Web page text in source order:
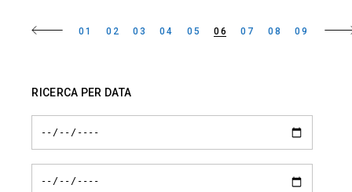
Paginazione
articoli
01 02 03 04 05 06 07 08 09
RICERCA PER DATA